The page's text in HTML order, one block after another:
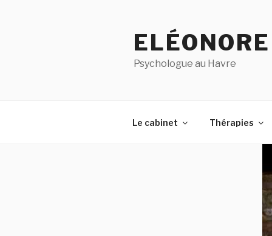
Psychologue au Havre
Le cabinet Thérapies